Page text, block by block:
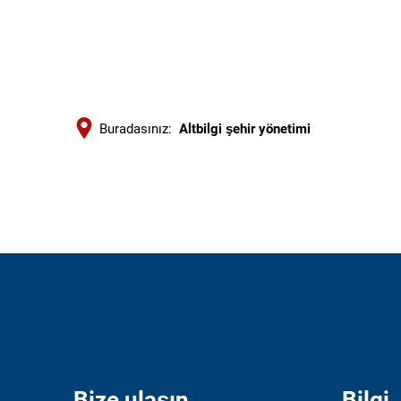
Buradasınız: Altbilgi şehir yönetimi
şehir